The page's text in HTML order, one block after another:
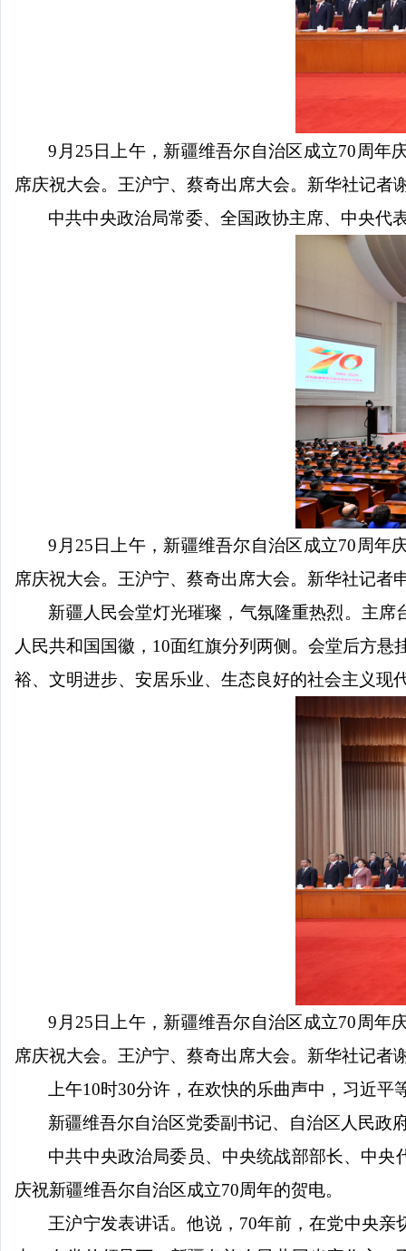
9月25日上午，新疆维吾尔自治区成立70周年
席庆祝大会。王沪宁、蔡奇出席大会。新华社记者
中共中央政治局常委、全国政协主席、中央代
9月25日上午，新疆维吾尔自治区成立70周年
席庆祝大会。王沪宁、蔡奇出席大会。新华社记者
新疆人民会堂灯光璀璨，气氛隆重热烈。主席
人民共和国国徽，10面红旗分列两侧。会堂后方
裕、文明进步、安居乐业、生态良好的社会主义现
9月25日上午，新疆维吾尔自治区成立70周年
席庆祝大会。王沪宁、蔡奇出席大会。新华社记者
上午10时30分许，在欢快的乐曲声中，习近
新疆维吾尔自治区党委副书记、自治区人民政
中共中央政治局委员、中央统战部部长、中
庆祝新疆维吾尔自治区成立70周年的贺电。
王沪宁发表讲话。他说， 70年前，在党中央亲